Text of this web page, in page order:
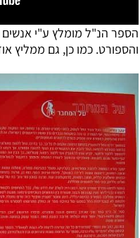
הספר הנ"ל מומלץ ע"י אנשים
והספורט. כמו כן, גם ממליץ